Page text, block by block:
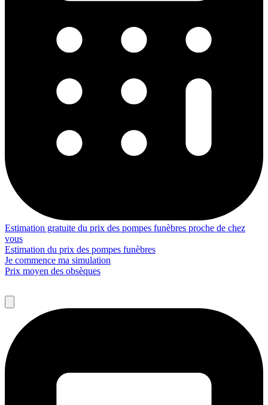
Estimation gratuite du prix des pompes funèbres proche de chez
vous
Estimation du prix des pompes funèbres
Je commence ma simulation
Prix moyen des obsèques